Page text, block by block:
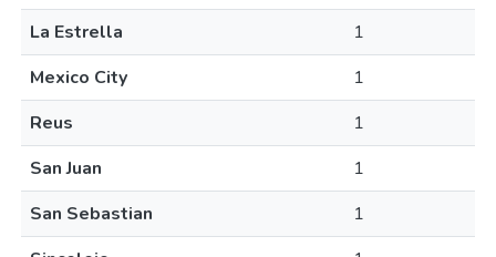
La Estrella
1
Mexico City
1
Reus
1
San Juan
1
San Sebastian
1